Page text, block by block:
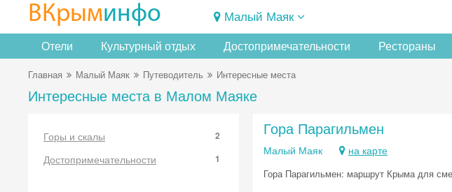
ВКрыминфо Малый Маяк
Отели Культурный отдых Достопримечательности Рестораны
Главная Малый Маяк Путеводитель Интересные места
Интересные места в Малом Маяке
Горы и скалы 2
Достопримечательности 1
Гора Парагильмен
Малый Маяк на карте
Гора Парагильмен: маршрут Крыма для